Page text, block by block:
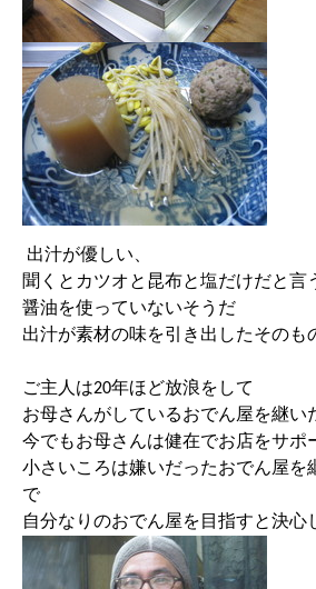
出汁が優しい、
聞くとカツオと昆布と塩だけだと言
醤油を使っていないそうだ
出汁が素材の味を引き出したそのも
ご主人は20年ほど放浪をして
お母さんがしているおでん屋を継い
今でもお母さんは健在でお店をサポ
小さいころは嫌いだったおでん屋を
で
自分なりのおでん屋を目指すと決心